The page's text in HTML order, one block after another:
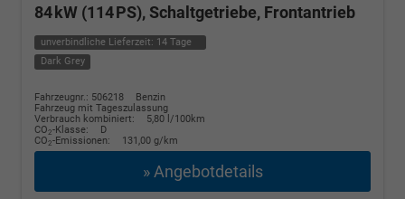
84 kW (114 PS), Schaltgetriebe, Frontantrieb
unverbindliche Lieferzeit: 14 Tage
Dark Grey
Fahrzeugnr.: 506218
Benzin
Fahrzeug mit Tageszulassung
Verbrauch kombiniert:
5,80 l/100km
CO2-Klasse:
D
CO2-Emissionen: 131,00 g/km
» Angebotdetails